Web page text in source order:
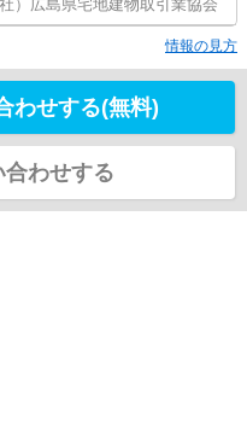
社）広島県宅地建物取引業協会
情報の見方
わせする(無料)
合わせする